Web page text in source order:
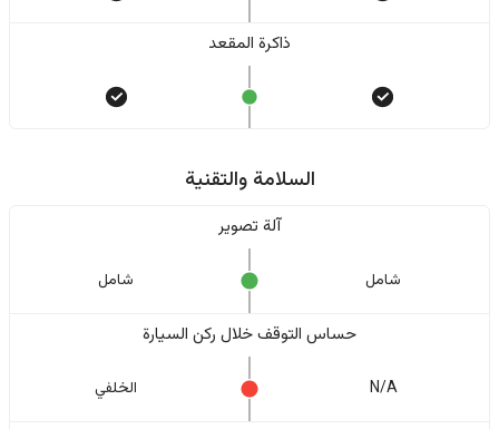
ذاكرة المقعد
السلامة والتقنية
آلة تصوير
شامل شامل
حساس التوقف خلال ركن السيارة
N/A الخلفي